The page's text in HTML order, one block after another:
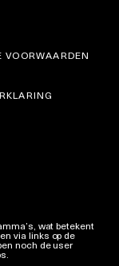
VOORWAARDEN
wat betekent
via links op de
noch de user